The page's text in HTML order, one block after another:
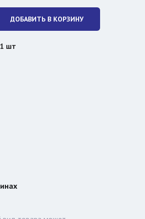
ДОБАВИТЬ В КОРЗИНУ
1 шт